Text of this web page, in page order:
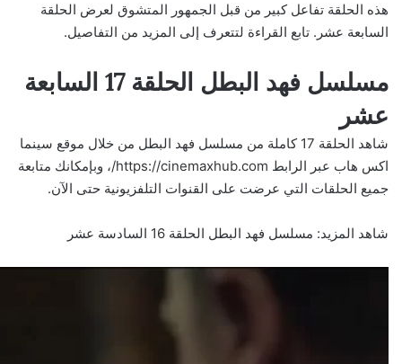
هذه الحلقة تفاعل كبير من قبل الجمهور المتشوق لعرض الحلقة
السابعة عشر. تابع القراءة لتتعرف إلى المزيد من التفاصيل.
مسلسل فهد البطل الحلقة 17 السابعة
عشر
شاهد الحلقة 17 كاملة من مسلسل فهد البطل من خلال موقع سينما
اكس هاب عبر الرابط https://cinemaxhub.com/ ، وبإمكانك متابعة
جميع الحلقات التي عرضت على القنوات التلفزيونية حتى الآن.
شاهد المزيد: مسلسل فهد البطل الحلقة 16 السادسة عشر